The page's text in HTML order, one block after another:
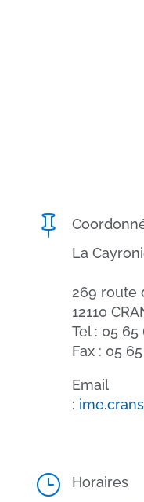

La
269 route
12110
Tel : 05 65
Fax : 05
Email
:
}
Horaires